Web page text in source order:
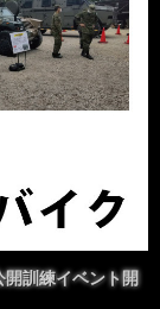
訓練イベント開